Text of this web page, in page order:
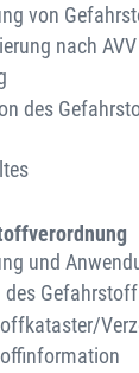
von
nach AVV
des
und
des